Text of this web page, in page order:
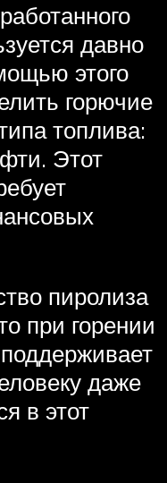
давно
этого
горючие
топлива:
Этот
пиролиза
при горении
даже
в этот